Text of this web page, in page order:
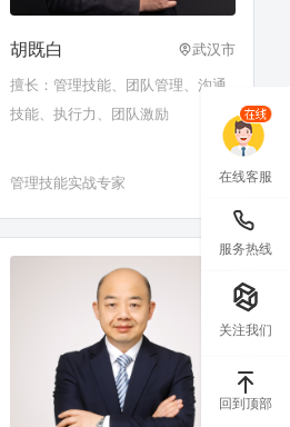
胡既白 武汉市
擅长：管理技能、团队管理、沟通
技能、执行力、团队激励
管理技能实战专家 在线客服
服务热线
关注我们
回到顶部